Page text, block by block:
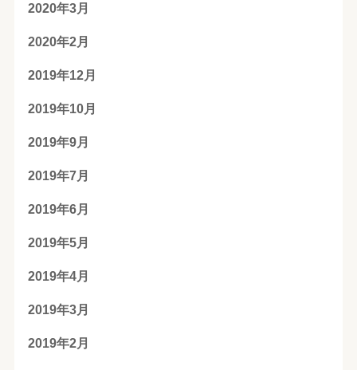
2020年3月
2020年2月
2019年12月
2019年10月
2019年9月
2019年7月
2019年6月
2019年5月
2019年4月
2019年3月
2019年2月